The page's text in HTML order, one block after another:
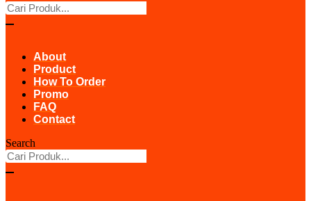
About
Product
How To Order
Promo
FAQ
Contact
Search